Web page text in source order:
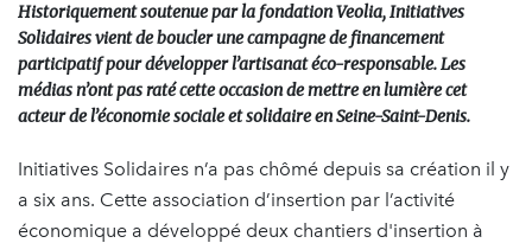
Historiquement soutenue par la fondation Veolia, Initiatives
Solidaires vient de boucler une campagne de financement
participatif pour développer l’artisanat éco-responsable. Les
médias n’ont pas raté cette occasion de mettre en lumière cet
acteur de l’économie sociale et solidaire en Seine-Saint-Denis.
Initiatives Solidaires n’a pas chômé depuis sa création il y
a six ans. Cette association d’insertion par l’activité
économique a développé deux chantiers d'insertion à